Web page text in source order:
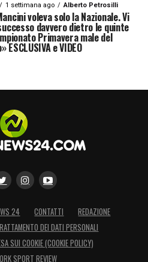
1 settimana ago Alberto Petrosilli
voleva solo la Nazionale. Vi
davvero dietro le quinte
Primavera male del
e VIDEO
24 CONTATTI
REDAZIONE
DEI DATI PERSONALI
SUI COOKIE (COOKIE POLICY)
SPORT REVIEW